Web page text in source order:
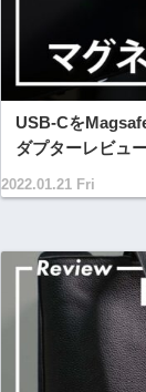
2022.01.21 Fri
USB-Cを
ダプターレビュー